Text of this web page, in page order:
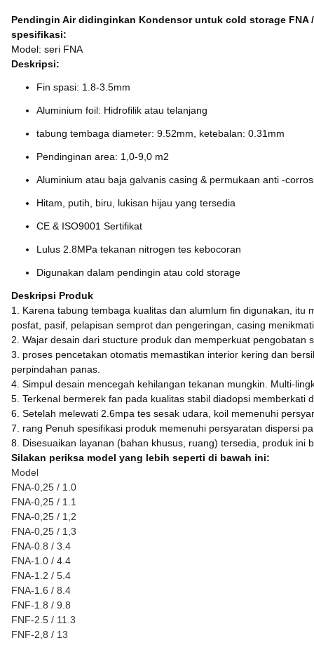
Pendingin Air didinginkan Kondensor untuk cold storage FNA
spesifikasi:
Model: seri FNA
Deskripsi:
Fin spasi: 1.8-3.5mm
Aluminium foil: Hidrofilik atau telanjang
tabung tembaga diameter: 9.52mm, ketebalan: 0.31mm
Pendinginan area: 1,0-9,0 m2
Aluminium atau baja galvanis casing & permukaan anti -
Hitam, putih, biru, lukisan hijau yang tersedia
CE & ISO9001 Sertifikat
Lulus 2.8MPa tekanan nitrogen tes kebocoran
Digunakan dalam pendingin atau cold storage
Deskripsi Produk
1. Karena tabung tembaga kualitas dan alumlum fin digunakan,
posfat, pasif, pelapisan semprot dan pengeringan, casing
2. Wajar desain dari stucture produk dan memperkuat
3. proses pencetakan otomatis memastikan interior kering dan
perpindahan panas.
4. Simpul desain mencegah kehilangan tekanan mungkin. Multi-
5. Terkenal bermerek fan pada kualitas stabil diadopsi
6. Setelah melewati 2.6mpa tes sesak udara, koil memenuhi
7. rang Penuh spesifikasi produk memenuhi persyaratan dispersi
8. Disesuaikan layanan (bahan khusus, ruang) tersedia, produk
Silakan periksa model yang lebih seperti di bawah ini:
Model
FNA-0,25 / 1.0
FNA-0,25 / 1.1
FNA-0,25 / 1,2
FNA-0,25 / 1,3
FNA-0.8 / 3.4
FNA-1.0 / 4.4
FNA-1.2 / 5.4
FNA-1.6 / 8.4
FNF-1.8 / 9.8
FNF-2.5 / 11.3
FNF-2,8 / 13